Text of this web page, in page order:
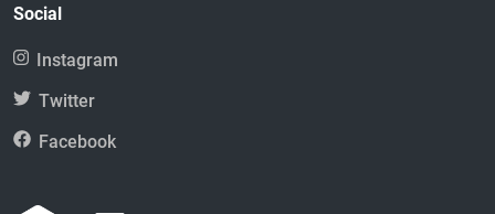
Social
Instagram
Twitter
Facebook